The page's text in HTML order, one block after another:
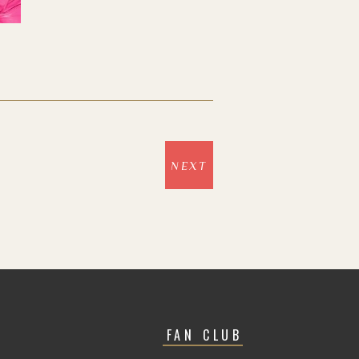
NEXT
FAN CLUB